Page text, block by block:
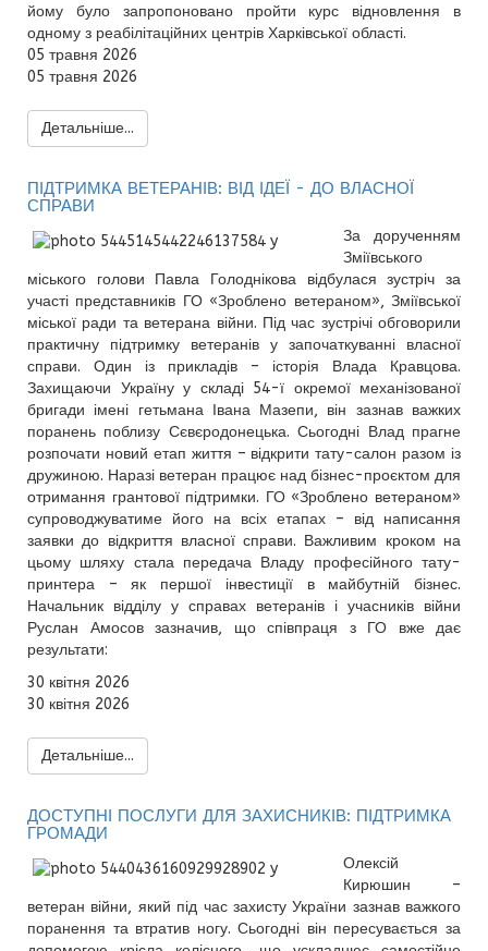
йому було запропоновано пройти курс відновлення в
одному з реабілітаційних центрів Харківської області.
05 травня 2026
05 травня 2026
Детальніше...
ПІДТРИМКА ВЕТЕРАНІВ: ВІД ІДЕЇ - ДО ВЛАСНОЇ
СПРАВИ
За дорученням
Зміївського
міського голови Павла Голоднікова відбулася зустріч за
участі представників ГО «Зроблено ветераном», Зміївської
міської ради та ветерана війни. Під час зустрічі обговорили
практичну підтримку ветеранів у започаткуванні власної
справи. Один із прикладів – історія Влада Кравцова.
Захищаючи Україну у складі 54-ї окремої механізованої
бригади імені гетьмана Івана Мазепи, він зазнав важких
поранень поблизу Сєвєродонецька. Сьогодні Влад прагне
розпочати новий етап життя – відкрити тату-салон разом із
дружиною. Наразі ветеран працює над бізнес-проєктом для
отримання грантової підтримки. ГО «Зроблено ветераном»
супроводжуватиме його на всіх етапах – від написання
заявки до відкриття власної справи. Важливим кроком на
цьому шляху стала передача Владу професійного тату-
принтера – як першої інвестиції в майбутній бізнес.
Начальник відділу у справах ветеранів і учасників війни
Руслан Амосов зазначив, що співпраця з ГО вже дає
результати:
30 квітня 2026
30 квітня 2026
Детальніше...
ДОСТУПНІ ПОСЛУГИ ДЛЯ ЗАХИСНИКІВ: ПІДТРИМКА
ГРОМАДИ
Олексій
Кирюшин –
ветеран війни, який під час захисту України зазнав важкого
поранення та втратив ногу. Сьогодні він пересувається за